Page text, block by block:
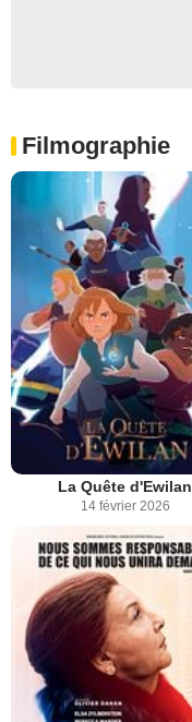
Filmographie
La Quête d'Ewilan
14 février 2026